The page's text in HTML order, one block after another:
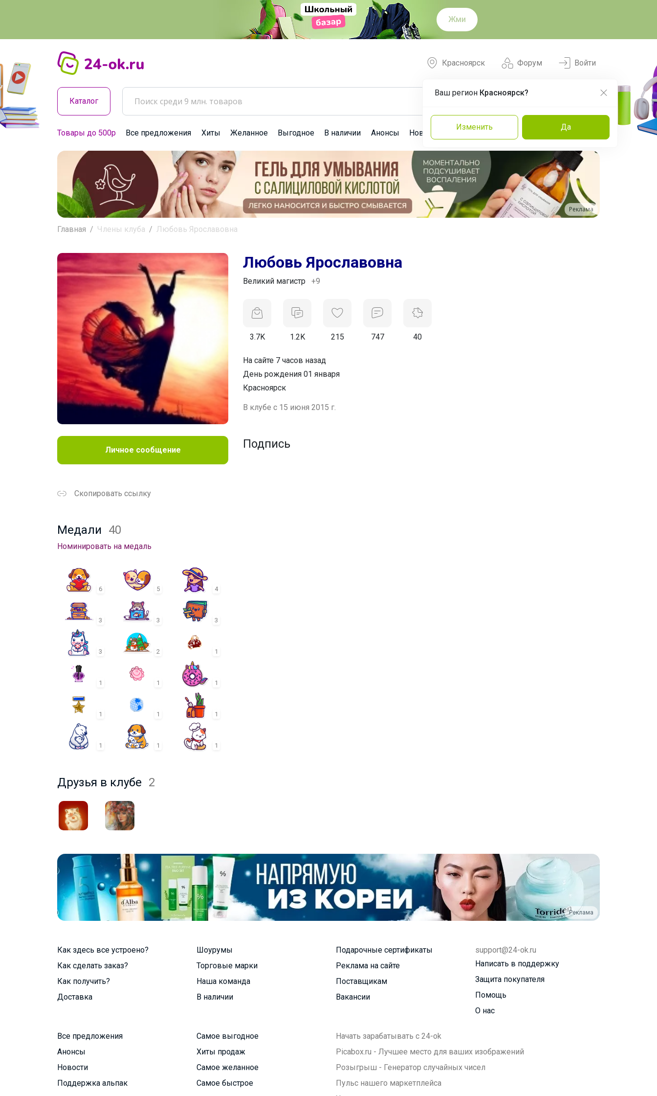
Жми
Форум
Красноярск
Ваш регион Красноярск?
Изменить Да
Войти
Каталог
Товары до 500р Все предложения Хиты Желанное Выгодное В наличии Анонсы Новости Команда Эксперты
Реклама
Главная Члены клуба Любовь Ярославовна
Личное сообщение
Скопировать ссылку
Медали 40
Номинировать на медаль
6 5 4
3 3 3
3 2 1
1 1 1
1 1 1
1 1 1
Друзья в клубе 2
Любовь Ярославовна
Великий магистр +9
3.7K 1.2K 215 747 40
На сайте 7 часов назад
День рождения 01 января
Красноярск
В клубе с 15 июня 2015 г.
Подпись
Реклама
Как здесь все устроено?
Как сделать заказ?
Как получить?
Доставка
Шоурумы
Торговые марки
Наша команда
В наличии
Подарочные сертификаты
Реклама на сайте
Поставщикам
Вакансии
support@24-ok.ru
Написать в поддержку
Защита покупателя
Помощь
О нас
Все предложения
Анонсы
Новости
Поддержка альпак
Самое выгодное
Хиты продаж
Самое желанное
Самое быстрое
Начать зарабатывать с 24-ok
Picabox.ru - Лучшее место для ваших изображений
Розыгрыш - Генератор случайных чисел
Пульс нашего маркетплейса